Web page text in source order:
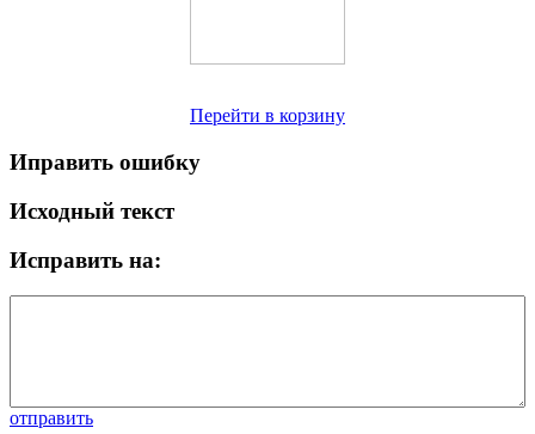
Перейти в корзину
Иправить ошибку
Исходный текст
Исправить на:
отправить